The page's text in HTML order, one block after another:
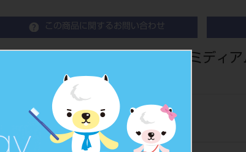
この商品に関するお問い合わせ
松風ステップルシートワックス ミディ
Stippled Sheet Wax
歯科鋳造用シートワックス